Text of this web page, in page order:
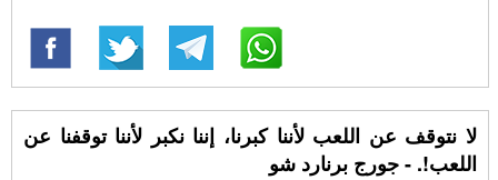
لا نتوقف عن اللعب لأننا كبرنا، إننا نكبر لأننا توقفنا عن
اللعب!. - جورج برنارد شو